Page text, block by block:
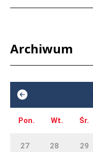
Archiwum
Pon. Wt. Śr.
27 28 29